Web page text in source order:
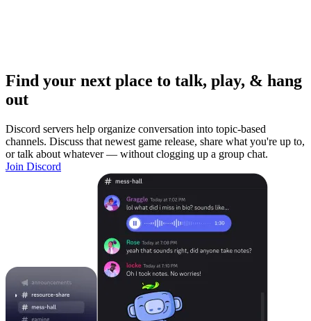
Find your next place to talk, play, & hang
out
Discord servers help organize conversation into topic-based
channels. Discuss that newest game release, share what you're up to,
or talk about whatever — without clogging up a group chat.
Join Discord